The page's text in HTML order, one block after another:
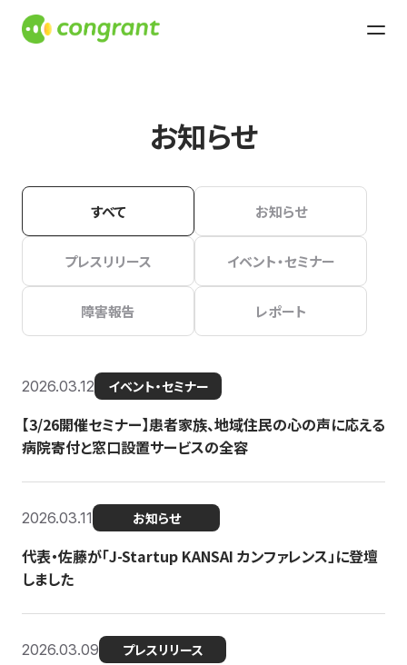
お知らせ
すべて お知らせ
プレスリリース イベント・セミナー
障害報告 レポート
2026.03.12 イベント・セミナー
【3/26開催セミナー】患者家族、地域住民の心の声に応える
病院寄付と窓口設置サービスの全容
2026.03.11 お知らせ
代表・佐藤が「J-Startup KANSAI カンファレンス」に登壇
しました
2026.03.09 プレスリリース